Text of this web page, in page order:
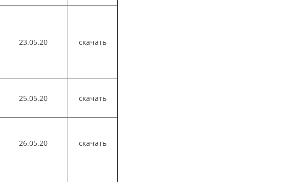
23.05.20 скачать
25.05.20 скачать
26.05.20 скачать